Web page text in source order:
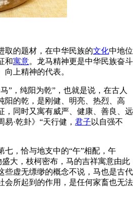
取的题材，在中华民族的文化中地位
和寓意。龙马精神更是中华民族奋斗
上精神的代表。
”，纯阳为乾”，也就是说，在古人
阳的乾，是刚健、明亮、热烈、高
，同时又寓有威严、健康、善良、远
·乾卦》“天行健， 君子 以自强不
七，恰与地支中的“午”相配，午
盛大，枝柯密布，马的吉祥寓意由此
些虚无缥缈的概念不说，马也是古代
会所起到的作用，是任何家畜也无法